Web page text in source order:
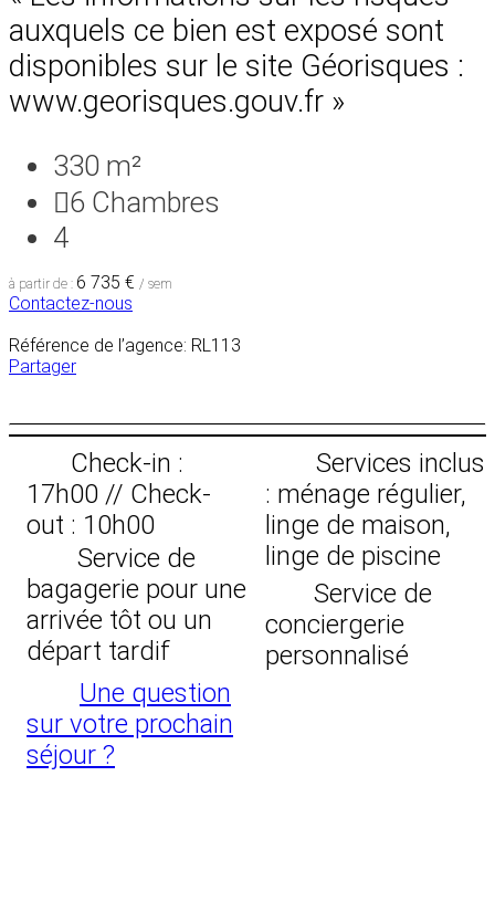
auxquels ce bien est exposé sont
disponibles sur le site Géorisques :
www.georisques.gouv.fr »
330 m²
6 Chambres
4
à partir de : 6 735 € / sem
Contactez-nous
Référence de l’agence: RL113
Partager
Check-in :
17h00 // Check-
out : 10h00
Service de
bagagerie pour une
arrivée tôt ou un
départ tardif
Une question
sur votre prochain
séjour ?
Services inclus
: ménage régulier,
linge de maison,
linge de piscine
Service de
conciergerie
personnalisé